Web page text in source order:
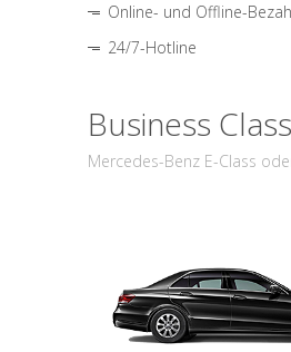
Online- und Offline-
24/7-Hotline
Business Class
Mercedes-Benz E-Class